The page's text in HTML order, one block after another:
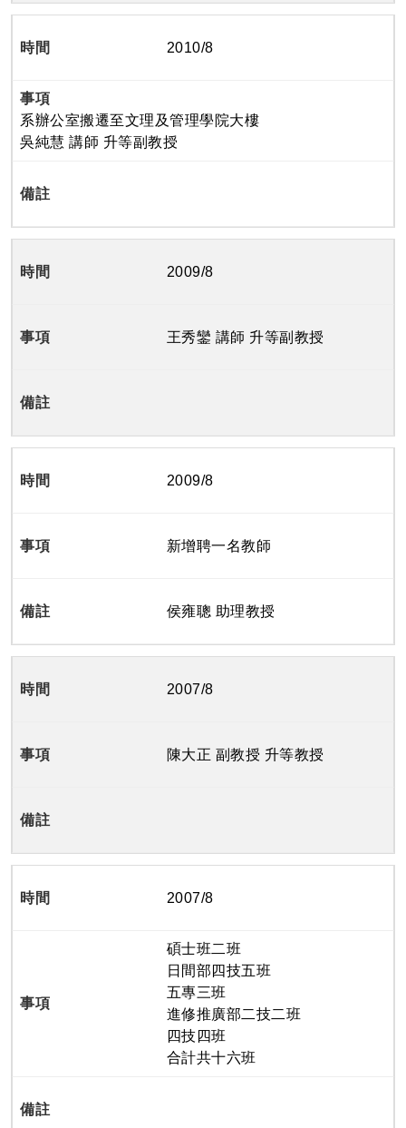
2010/8
系辦公室搬遷至文理及管理學院大樓
吳純慧 講師 升等副教授
2009/8
王秀鑾 講師 升等副教授
2009/8
新增聘一名教師
侯雍聰 助理教授
2007/8
陳大正 副教授 升等教授
2007/8
碩士班二班
日間部四技五班
五專三班
進修推廣部二技二班
四技四班
合計共十六班